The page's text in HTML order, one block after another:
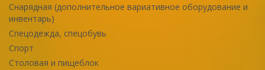
Снарядная (дополнительное вариативное оборудование и
инвентарь)
Спецодежда, спецобувь
Спорт
Столовая и пищеблок